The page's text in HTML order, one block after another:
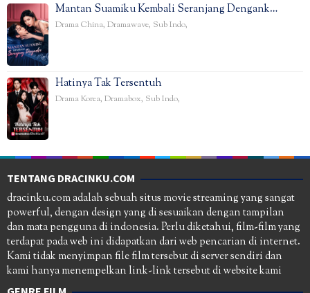
Mantan Suamiku Kembali Seranjang Dengank…
Drama China, Dramawave, Sub Indo,
Hatinya Tak Tersentuh
Drama Korea, Dramabox, Sub Indo,
TENTANG DRACINKU.COM
dracinku.com adalah sebuah situs movie streaming yang sangat
powerful, dengan design yang di sesuaikan dengan tampilan
dan mata pengguna di indonesia. Perlu diketahui, film-film yang
terdapat pada web ini didapatkan dari web pencarian di internet.
Kami tidak menyimpan file film tersebut di server sendiri dan
kami hanya menempelkan link-link tersebut di website kami